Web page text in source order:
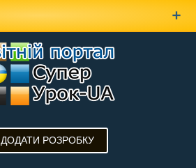
ДОДАТИ РОЗРОБКУ